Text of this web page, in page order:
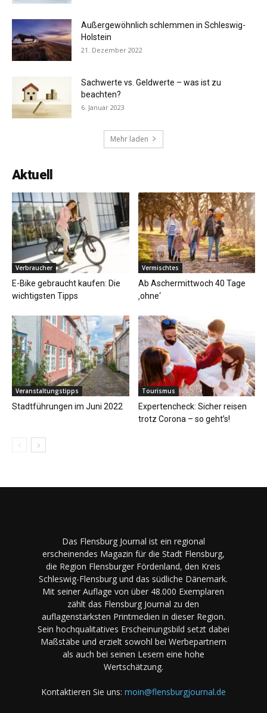
Außergewöhnlich schlemmen in Schleswig-
Holstein
21. Dezember 2022
Sachwerte vs. Geldwerte – was ist zu
beachten?
6. Januar 2023
Mehr laden
Aktuell
Verbraucher
E-Bike gebraucht kaufen: Die
wichtigsten Tipps
Vermischtes
Ab Aschermittwoch 40 Tage
‚ohne‘
Veranstaltungstipps
Stadtführungen im Juni 2022
Tourismus
Expertencheck: Sicher reisen
trotz Corona – so geht’s!
Das Flensburg Journal ist ein regional
erscheinendes Magazin für die Stadt Flensburg,
die Region Flensburger Fördenland, den Kreis
Schleswig-Flensburg und das südliche Dänemark.
Mit seiner Auflage von über 48.000 Exemplaren
zählt das Flensburg Journal zu den
auflagenstärksten Printmedien in dieser Region.
Sein hochqualitatives Erscheinungsbild setzt dabei
Maßstäbe und erzielt sowohl bei Werbepartnern
als auch bei seinen Lesern eine hohe
Wertschätzung.
Kontaktieren Sie uns: moin@flensburgjournal.de